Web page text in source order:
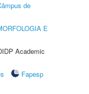
de
E
Academic
Fapesp